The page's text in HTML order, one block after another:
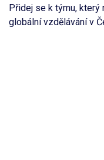
Přidej se k týmu,
globální vzdělávání v